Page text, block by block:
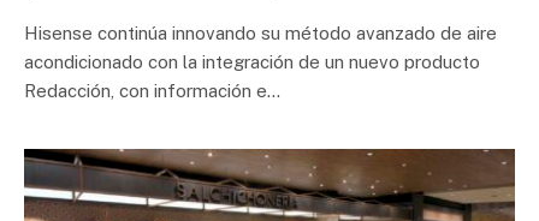
Hisense continúa innovando su método avanzado de aire
acondicionado con la integración de un nuevo producto
Redacción, con información e…